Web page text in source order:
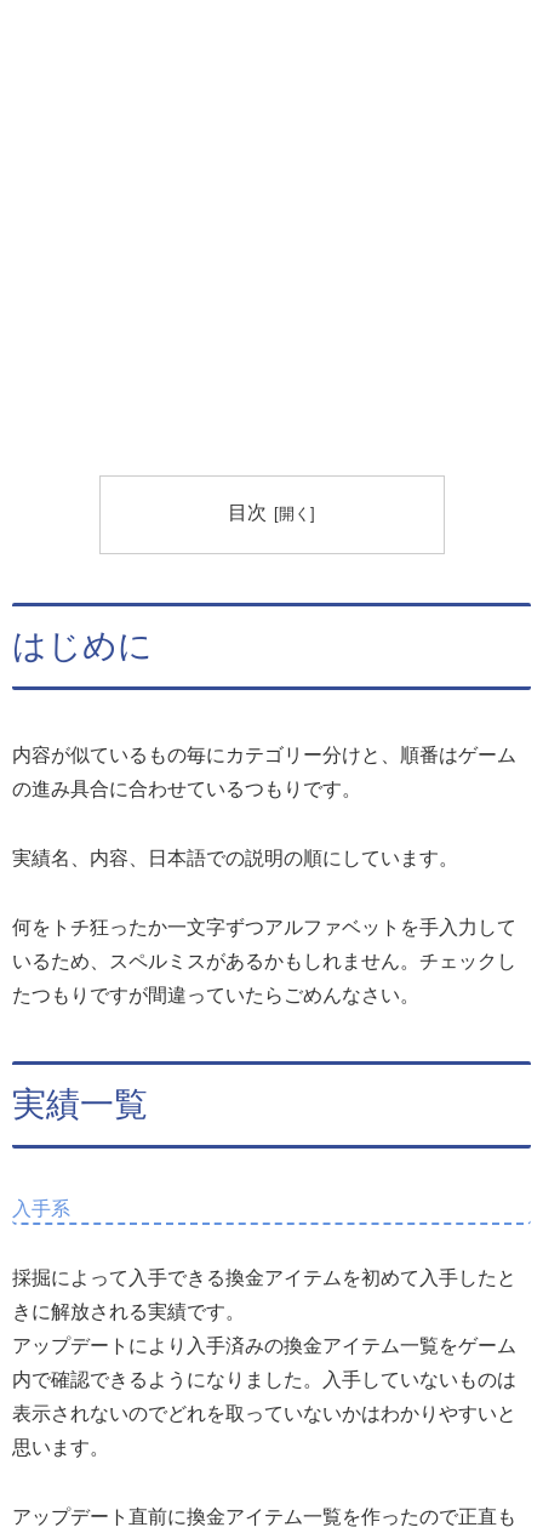
目次
はじめに
内容が似ているもの毎にカテゴリー分けと、順番はゲーム
の進み具合に合わせているつもりです。
実績名、内容、日本語での説明の順にしています。
何をトチ狂ったか一文字ずつアルファベットを手入力して
いるため、スペルミスがあるかもしれません。チェックし
たつもりですが間違っていたらごめんなさい。
実績一覧
入手系
採掘によって入手できる換金アイテムを初めて入手したと
きに解放される実績です。
アップデートにより入手済みの換金アイテム一覧をゲーム
内で確認できるようになりました。入手していないものは
表示されないのでどれを取っていないかはわかりやすいと
思います。
アップデート直前に換金アイテム一覧を作ったので正直も